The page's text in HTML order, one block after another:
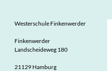
Grundschule in Finkenwerder
Westerschule Finkenwerder
Finkenwerder
Landscheideweg 180
21129 Hamburg